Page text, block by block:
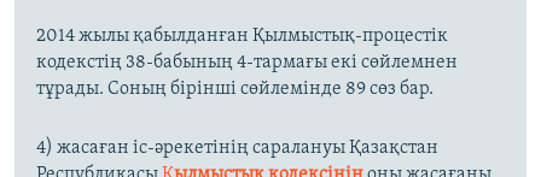
2014 жылы қабылданған Қылмыстық-процестік
кодекстің 38-бабының 4-тармағы екі сөйлемнен
тұрады. Соның бірінші сөйлемінде 89 сөз бар.
4) жасаған іс-әрекетiнiң саралануы Қазақстан